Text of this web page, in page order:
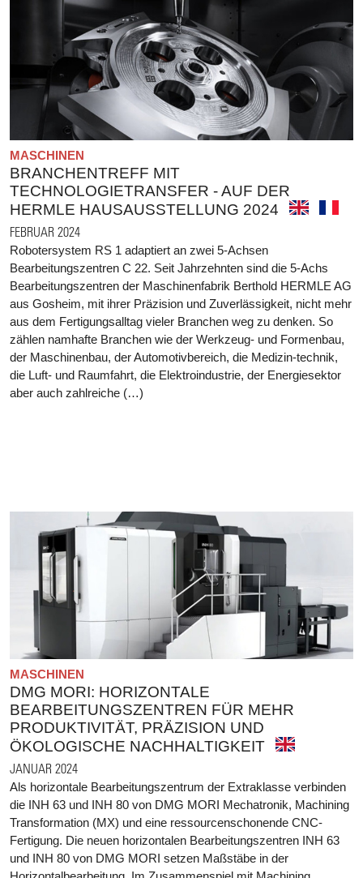
MASCHINEN
BRANCHENTREFF MIT
TECHNOLOGIETRANSFER - AUF DER
HERMLE HAUSAUSSTELLUNG 2024
FEBRUAR 2024
Robotersystem RS 1 adaptiert an zwei 5-Achsen
Bearbeitungszentren C 22. Seit Jahrzehnten sind die 5-Achs
Bearbeitungszentren der Maschinenfabrik Berthold HERMLE AG
aus Gosheim, mit ihrer Präzision und Zuverlässigkeit, nicht mehr
aus dem Fertigungsalltag vieler Branchen weg zu denken. So
zählen namhafte Branchen wie der Werkzeug- und Formenbau,
der Maschinenbau, der Automotivbereich, die Medizin-technik,
die Luft- und Raumfahrt, die Elektroindustrie, der Energiesektor
aber auch zahlreiche (…)
MASCHINEN
DMG MORI: HORIZONTALE
BEARBEITUNGSZENTREN FÜR MEHR
PRODUKTIVITÄT, PRÄZISION UND
ÖKOLOGISCHE NACHHALTIGKEIT
JANUAR 2024
Als horizontale Bearbeitungszentrum der Extraklasse verbinden
die INH 63 und INH 80 von DMG MORI Mechatronik, Machining
Transformation (MX) und eine ressourcenschonende CNC-
Fertigung. Die neuen horizontalen Bearbeitungszentren INH 63
und INH 80 von DMG MORI setzen Maßstäbe in der